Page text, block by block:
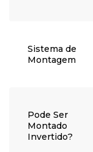
Sistema de
Montagem
Pode Ser
Montado
Invertido?